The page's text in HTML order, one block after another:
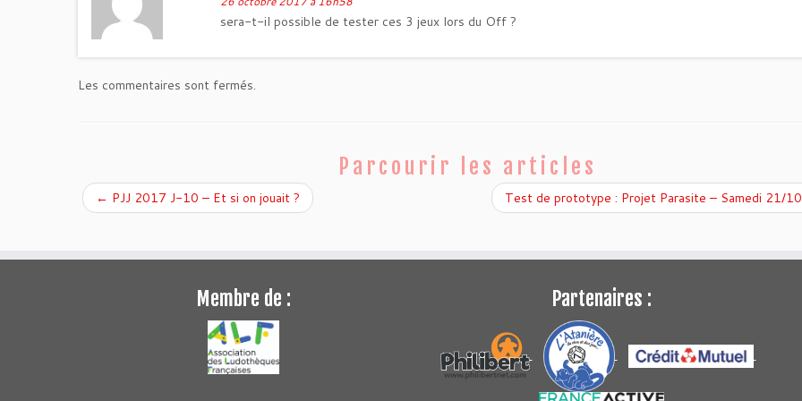
sera-t-il possible de tester ces 3 jeux lors du Off ?
Les commentaires sont fermés.
Parcourir les articles
← PJJ 2017 J-10 – Et si on jouait ? Test de prototype : Projet Parasite – Samedi 21/
Membre de : Partenaires :